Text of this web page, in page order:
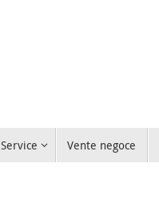
Service Vente negoce